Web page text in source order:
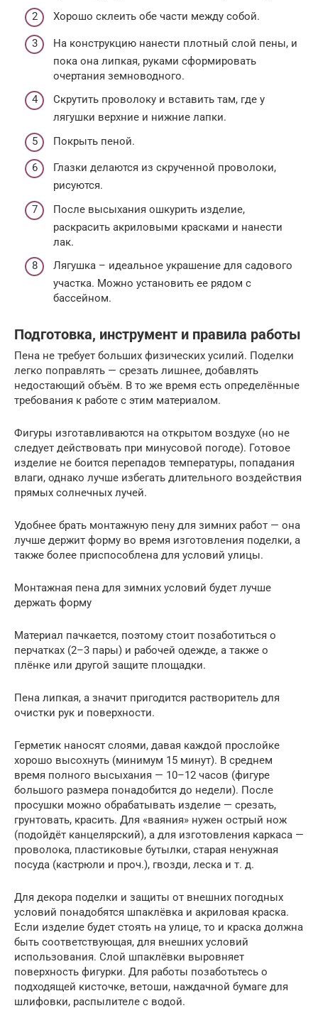
Хорошо склеить обе части между собой.
На конструкцию нанести плотный слой пены, и
пока она липкая, руками сформировать
очертания земноводного.
Скрутить проволоку и вставить там, где у
лягушки верхние и нижние лапки.
Покрыть пеной.
Глазки делаются из скрученной проволоки,
рисуются.
После высыхания ошкурить изделие,
раскрасить акриловыми красками и нанести
лак.
Лягушка – идеальное украшение для садового
участка. Можно установить ее рядом с
бассейном.
Подготовка, инструмент и правила работы
Пена не требует больших физических усилий. Поделки
легко поправлять — срезать лишнее, добавлять
недостающий объём. В то же время есть определённые
требования к работе с этим материалом.
Фигуры изготавливаются на открытом воздухе (но не
следует действовать при минусовой погоде). Готовое
изделие не боится перепадов температуры, попадания
влаги, однако лучше избегать длительного воздействия
прямых солнечных лучей.
Удобнее брать монтажную пену для зимних работ — она
лучше держит форму во время изготовления поделки, а
также более приспособлена для условий улицы.
Монтажная пена для зимних условий будет лучше
держать форму
Материал пачкается, поэтому стоит позаботиться о
перчатках (2–3 пары) и рабочей одежде, а также о
плёнке или другой защите площадки.
Пена липкая, а значит пригодится растворитель для
очистки рук и поверхности.
Герметик наносят слоями, давая каждой прослойке
хорошо высохнуть (минимум 15 минут). В среднем
время полного высыхания — 10–12 часов (фигуре
большого размера понадобится до недели). После
просушки можно обрабатывать изделие — срезать,
грунтовать, красить. Для «ваяния» нужен острый нож
(подойдёт канцелярский), а для изготовления каркаса —
проволока, пластиковые бутылки, старая ненужная
посуда (кастрюли и проч.), гвозди, леска и т. д.
Для декора поделки и защиты от внешних погодных
условий понадобятся шпаклёвка и акриловая краска.
Если изделие будет стоять на улице, то и краска должна
быть соответствующая, для внешних условий
использования. Слой шпаклёвки выровняет
поверхность фигурки. Для работы позаботьтесь о
подходящей кисточке, ветоши, наждачной бумаге для
шлифовки, распылителе с водой.